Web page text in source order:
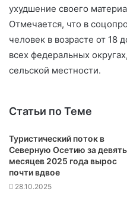
ухудшение своего
Отмечается, что в
человек в возрасте от
всех федеральных
сельской местности.
Статьи по Теме
Туристический поток в
Северную Осетию за девять
месяцев 2025 года вырос
почти вдвое
28.10.2025